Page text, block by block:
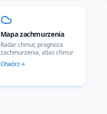
Mapa zachmurzenia
Radar chmur, prognoza
zachmurzenia, atlas chmur
Otwórz